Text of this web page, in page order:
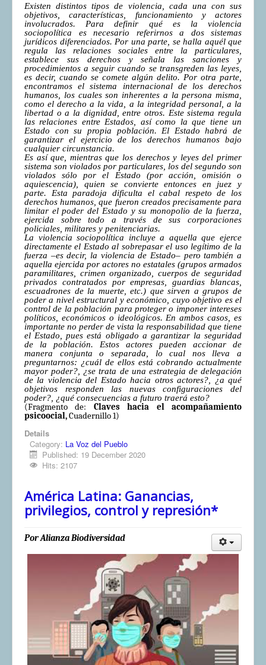
Existen distintos tipos de violencia, cada una con sus
objetivos, características, funcionamiento y actores
involucrados. Para definir qué es la violencia
sociopolítica es necesario referirnos a dos sistemas
jurídicos diferenciados. Por una parte, se halla aquél que
regula las relaciones sociales entre la particulares,
establece sus derechos y señala las sanciones y
procedimientos a seguir cuando se transgreden las leyes,
es decir, cuando se comete algún delito. Por otra parte,
encontramos el sistema internacional de los derechos
humanos, los cuales son inherentes a la persona misma,
como el derecho a la vida, a la integridad personal, a la
libertad o a la dignidad, entre otros. Este sistema regula
las relaciones entre Estados, así como la que tiene un
Estado con su propia población. El Estado habrá de
garantizar el ejercicio de los derechos humanos bajo
cualquier circunstancia.
Es así que, mientras que los derechos y leyes del primer
sistema son violados por particulares, los del segundo son
violados sólo por el Estado (por acción, omisión o
aquiescencia), quien se convierte entonces en juez y
parte. Esta paradoja dificulta el cabal respeto de los
derechos humanos, que fueron creados precisamente para
limitar el poder del Estado y su monopolio de la fuerza,
ejercida sobre todo a través de sus corporaciones
policiales, militares y penitenciarias.
La violencia sociopolítica incluye a aquella que ejerce
directamente el Estado al sobrepasar el uso legítimo de la
fuerza –es decir, la violencia de Estado– pero también a
aquella ejercida por actores no estatales (grupos armados
paramilitares, crimen organizado, cuerpos de seguridad
privados contratados por empresas, guardias blancas,
escuadrones de la muerte, etc.) que sirven a grupos de
poder a nivel estructural y económico, cuyo objetivo es el
control de la población para proteger o imponer intereses
políticos, económicos o ideológicos. En ambos casos, es
importante no perder de vista la responsabilidad que tiene
el Estado, pues está obligado a garantizar la seguridad
de la población. Estos actores pueden accionar de
manera conjunta o separada, lo cual nos lleva a
preguntarnos: ¿cuál de ellos está cobrando actualmente
mayor poder?, ¿se trata de una estrategia de delegación
de la violencia del Estado hacia otros actores?, ¿a qué
objetivos responden las nuevas configuraciones del
poder?, ¿qué consecuencias a futuro traerá esto?
(Fragmento de: Claves hacia el acompañamiento
psicoocial,Cuadernillo 1)
Details
Category: La Voz del Pueblo
Published: 19 December 2020
Hits: 2107
América Latina: Ganancias,
privilegios, control y represión*
Por Alianza Biodiversidad